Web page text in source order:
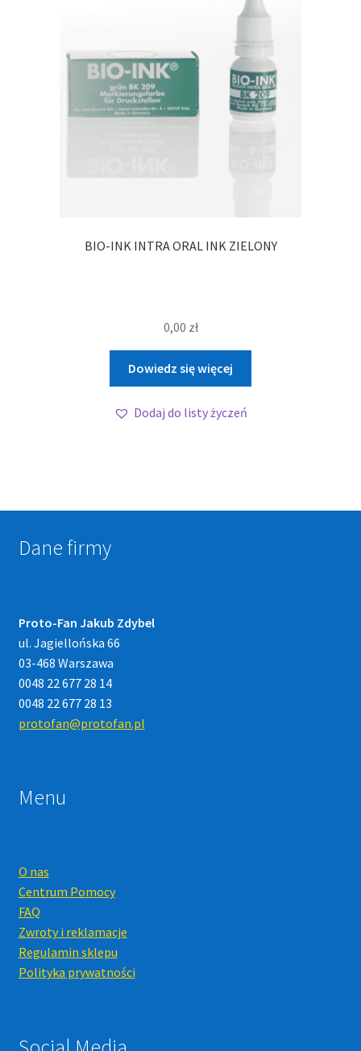
BIO-INK INTRA ORAL INK ZIELONY
0,00 zł
Dowiedz się więcej
Dodaj do listy życzeń
Dane firmy
Proto-Fan Jakub Zdybel
ul. Jagiellońska 66
03-468 Warszawa
0048 22 677 28 14
0048 22 677 28 13
protofan@protofan.pl
Menu
O nas
Centrum Pomocy
FAQ
Zwroty i reklamacje
Regulamin sklepu
Polityka prywatności